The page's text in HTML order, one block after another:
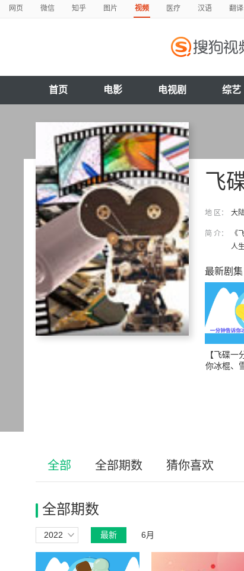
网页 微信 知乎 图片 视频 医疗 汉语 翻译
首页 电影 电视剧 综艺
飞
地 区： 大
简 介：
《
人
最新剧集
【飞碟一
你冰棍、
全部 全部期数 猜你喜欢
全部期数
2022 最新 6月